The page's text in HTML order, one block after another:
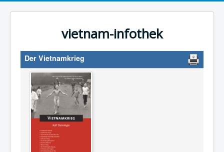
vietnam-infothek
Der Vietnamkrieg